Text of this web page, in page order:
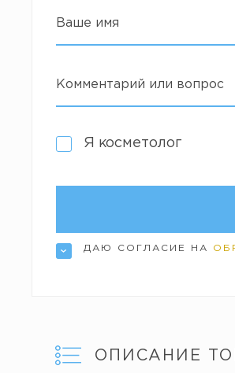
Ваше имя
Комментарий или вопрос
Я косметолог
ДАЮ СОГЛАСИЕ НА
ОПИСАНИЕ